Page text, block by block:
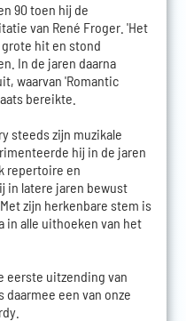
90 toen hij de
van René Froger. 'Het
hit en stond
In de jaren daarna
waarvan 'Romantic
bereikte.
steeds zijn muzikale
hij in de jaren
repertoire en
in latere jaren bewust
zijn herkenbare stem is
in alle uithoeken van het
eerste uitzending van
daarmee een van onze